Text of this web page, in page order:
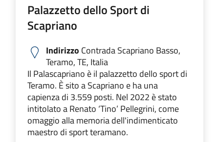
Palazzetto dello Sport di
Scapriano
Indirizzo Contrada Scapriano Basso,
Teramo, TE, Italia
Il Palascapriano è il palazzetto dello sport di
Teramo. È sito a Scapriano e ha una
capienza di 3.559 posti. Nel 2022 è stato
intitolato a Renato ‘Tino’ Pellegrini, come
omaggio alla memoria dell'indimenticato
maestro di sport teramano.